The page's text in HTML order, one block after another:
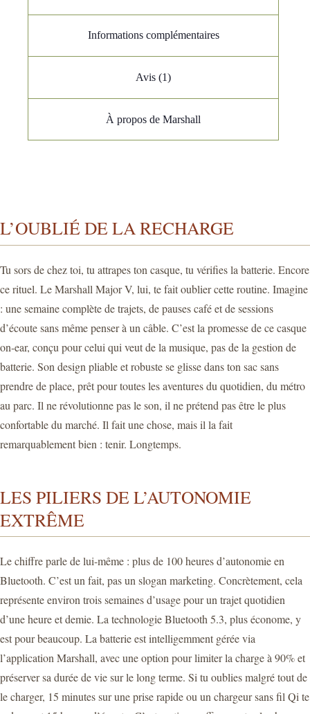
Informations complémentaires
Avis (1)
À propos de Marshall
L’OUBLIÉ DE LA RECHARGE
Tu sors de chez toi, tu attrapes ton casque, tu vérifies la batterie. Encore
ce rituel. Le Marshall Major V, lui, te fait oublier cette routine. Imagine
: une semaine complète de trajets, de pauses café et de sessions
d’écoute sans même penser à un câble. C’est la promesse de ce casque
on-ear, conçu pour celui qui veut de la musique, pas de la gestion de
batterie. Son design pliable et robuste se glisse dans ton sac sans
prendre de place, prêt pour toutes les aventures du quotidien, du métro
au parc. Il ne révolutionne pas le son, il ne prétend pas être le plus
confortable du marché. Il fait une chose, mais il la fait
remarquablement bien : tenir. Longtemps.
LES PILIERS DE L’AUTONOMIE
EXTRÊME
Le chiffre parle de lui-même : plus de 100 heures d’autonomie en
Bluetooth. C’est un fait, pas un slogan marketing. Concrètement, cela
représente environ trois semaines d’usage pour un trajet quotidien
d’une heure et demie. La technologie Bluetooth 5.3, plus économe, y
est pour beaucoup. La batterie est intelligemment gérée via
l’application Marshall, avec une option pour limiter la charge à 90% et
préserver sa durée de vie sur le long terme. Si tu oublies malgré tout de
le charger, 15 minutes sur une prise rapide ou un chargeur sans fil Qi te